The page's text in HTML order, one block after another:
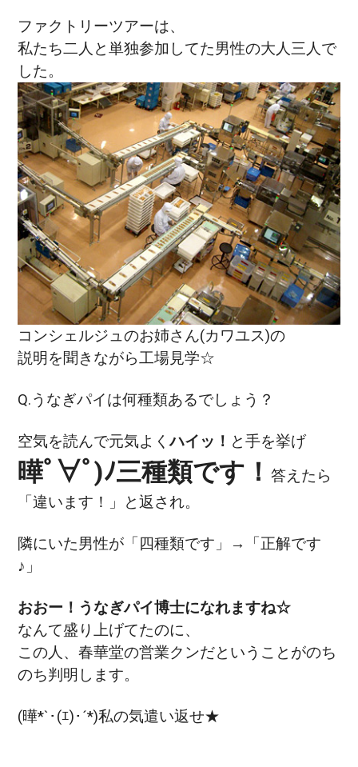
ファクトリーツアーは、
私たち二人と単独参加してた男性の大人三人で
した。
コンシェルジュのお姉さん(カワユス)の
説明を聞きながら工場見学☆
Q.うなぎパイは何種類あるでしょう？
空気を読んで元気よくハイッ！ と手を挙げ
曄ﾟ∀ﾟ)ﾉ三種類です！ 答えたら
「違います！」と返され。
隣にいた男性が「四種類です」→「正解です
♪」
おおー！うなぎパイ博士になれますね☆
なんて盛り上げてたのに、
この人、春華堂の営業クンだということがのち
のち判明します。
(曄*`･(ｴ)･´*)私の気遣い返せ★